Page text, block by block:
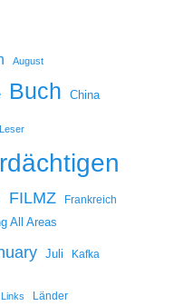
August
Buch China
FILMZ
Frankreich
All Areas
Juli Kafka
Links Länder